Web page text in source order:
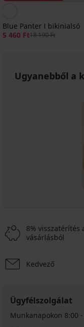
Blue Panter I bikinialsó
5 460 Ft18 190 Ft
Ugyanebből a
8% visszatérítés
vásárlásból
Kedvező
Ügyfélszolgálat
Munkanapokon 8:00